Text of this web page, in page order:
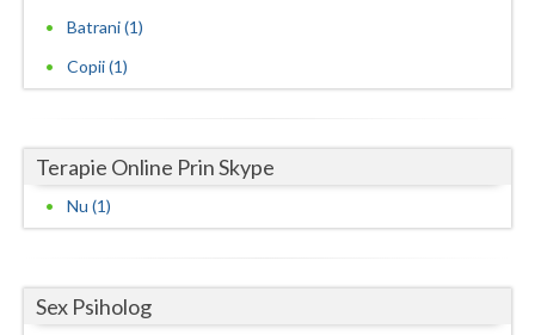
Satu-Mare
Suceava
Teleorman
Tulcea
Batrani (1)
Copii (1)
Terapie Online Prin Skype
Nu (1)
Sex Psiholog